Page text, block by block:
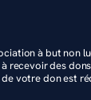
à but non
recevoir des
de votre don est